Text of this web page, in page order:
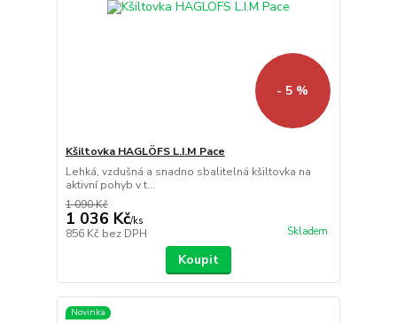
- 5 %
Kšiltovka HAGLÖFS L.I.M Pace
Lehká, vzdušná a snadno sbalitelná kšiltovka na
aktivní pohyb v t...
1 090 Kč
1 036 Kč/ks
856 Kč bez DPH Skladem
Koupit
Novinka